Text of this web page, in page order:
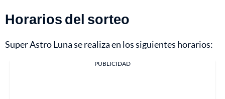
Horarios del sorteo
Super Astro Luna se realiza en los siguientes horarios:
PUBLICIDAD